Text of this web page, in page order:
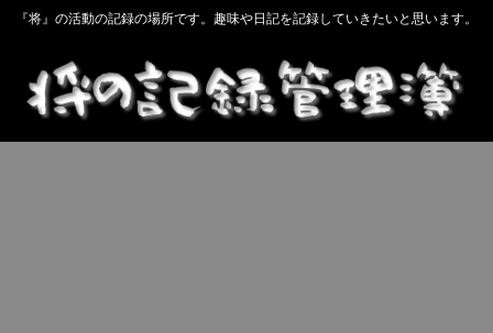
『将』の活動の記録の場所です。趣味や日記を記録していきたいと思います。